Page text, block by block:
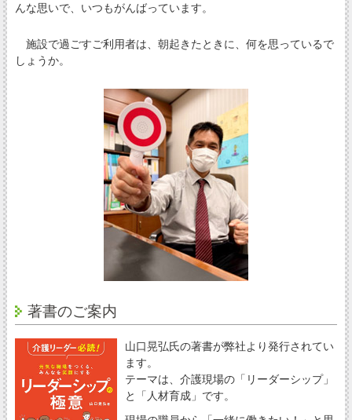
んな思いで、いつもがんばっています。
施設で過ごすご利用者は、朝起きたときに、何を思っているで
しょうか。
著書のご案内
山口晃弘氏の著書が弊社より発行されてい
ます。
テーマは、介護現場の「リーダーシップ」
と「人材育成」です。